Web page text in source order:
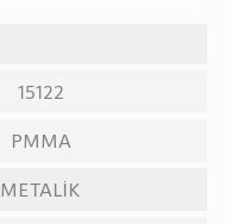
15122
PMMA
METALİK